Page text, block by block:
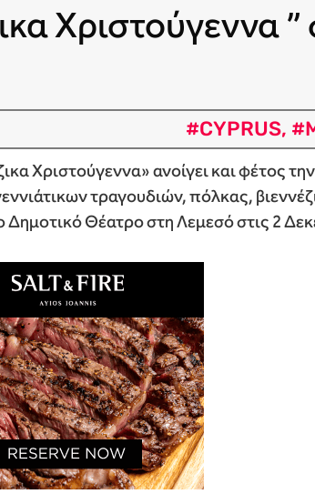
Χριστούγεννα
#CYPRUS,
Χριστούγεννα» ανοίγει και φέτος
τραγουδιών, πόλκας,
Θέατρο στη Λεμεσό στις 2